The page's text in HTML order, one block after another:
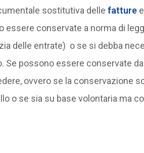
sostitutiva delle fatture
essere conservate a norma di
delle entrate) o se si debba
possono essere conservate
ovvero se la conservazione
o se sia su base volontaria ma